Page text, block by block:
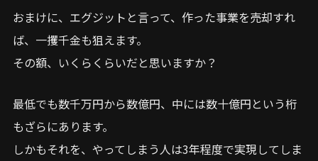
おまけに、エグジットと言って、作った事業を売却すれ
ば、一攫千金も狙えます。
その額、いくらくらいだと思いますか？
最低でも数千万円から数億円、中には数十億円という桁
もざらにあります。
しかもそれを、やってしまう人は3年程度で実現してしま